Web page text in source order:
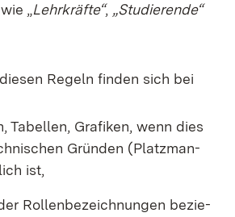
„Lehr­kräf­te“, „Stu­die­ren­de“
Re­geln fin­den sich bei
Ta­bel­len, Gra­fi­ken, wenn dies
Grün­den (Platz­man­
ist,
Rol­len­be­zeich­nun­gen be­zie­